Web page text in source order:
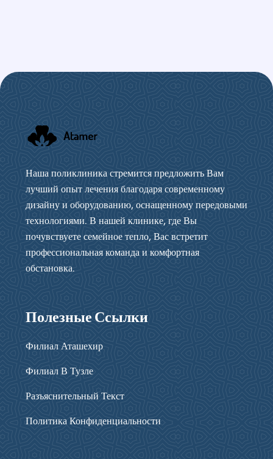
Наша поликлиника стремится предложить Вам
лучший опыт лечения благодаря современному
дизайну и оборудованию, оснащенному передовыми
технологиями. В нашей клинике, где Вы
почувствуете семейное тепло, Вас встретит
профессиональная команда и комфортная
обстановка.
Полезные Ссылки
Филиал Аташехир
Филиал В Тузле
Разъяснительный Текст
Политика Конфиденциальности